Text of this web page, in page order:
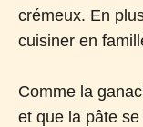
crémeux. En
cuisiner en
Comme la
et que la pâte se